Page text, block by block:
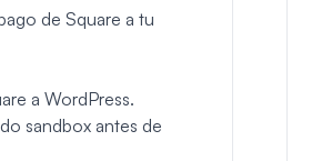
de Square a tu
a WordPress.
sandbox antes de